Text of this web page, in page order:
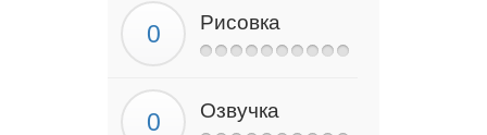
Рисовка
Озвучка